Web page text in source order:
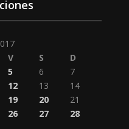
V S
D
5 6
7
12 13
14
19 20
21
26 27
28